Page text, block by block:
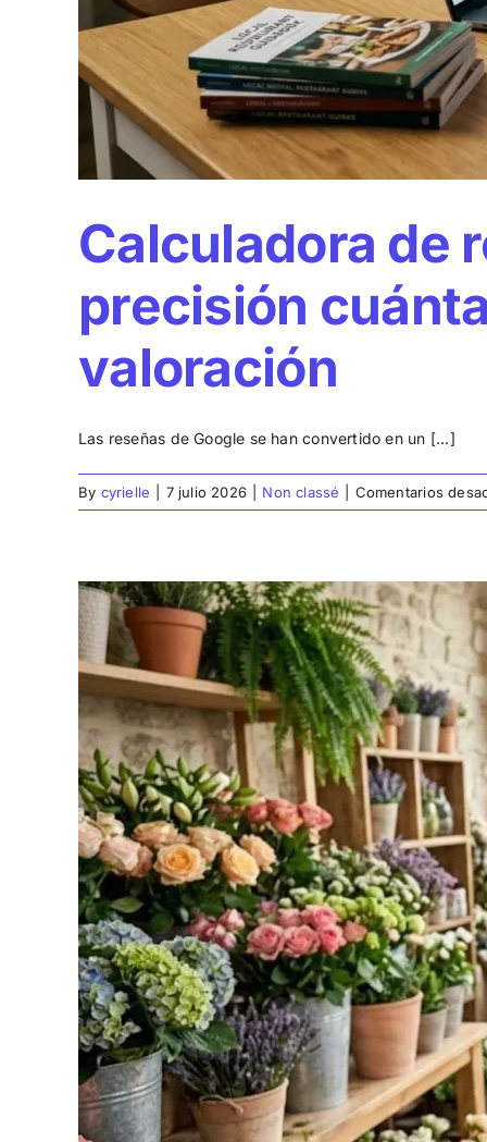
Calculadora de
precisión
valoración
Las reseñas de Google se han convertido en un [...]
By cyrielle 7 julio 2026 Non classé Comentarios